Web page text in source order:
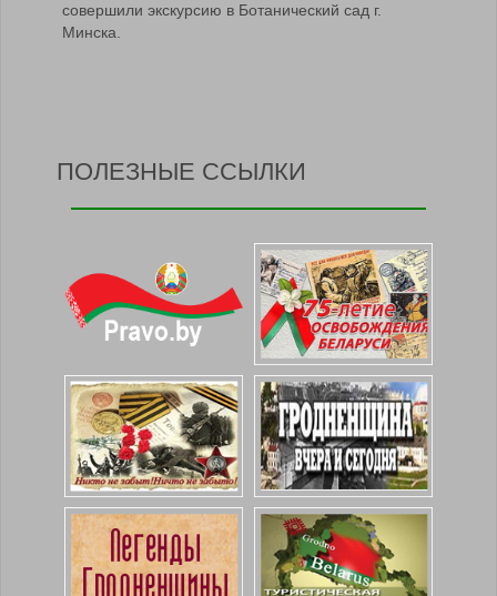
совершили экскурсию в Ботанический сад г.
Минска.
ПОЛЕЗНЫЕ ССЫЛКИ